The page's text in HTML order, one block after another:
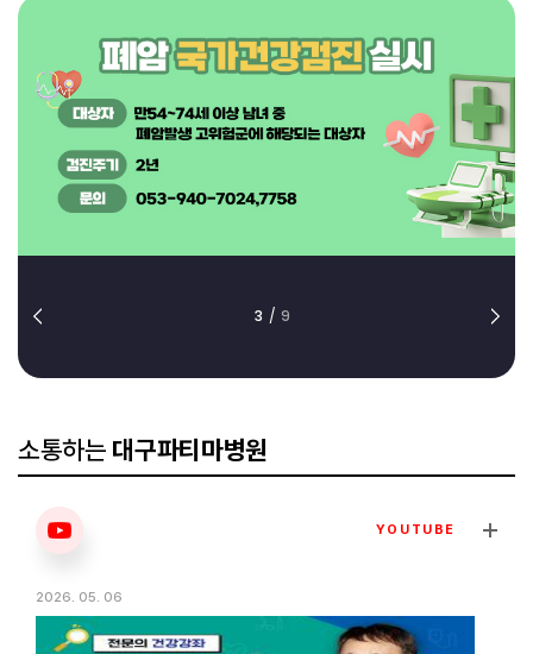
3 / 9
소통하는 대구파티마병원
YOUTUBE
2026. 05. 06